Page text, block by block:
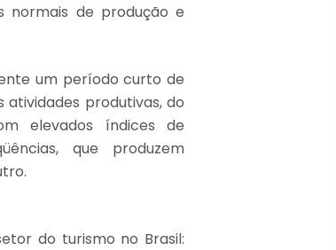
normais de produção e
um período curto de
atividades produtivas, do
elevados índices de
que produzem
do turismo no Brasil: